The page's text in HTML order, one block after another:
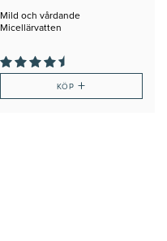
Mild och vårdande
Micellärvatten
KÖP +